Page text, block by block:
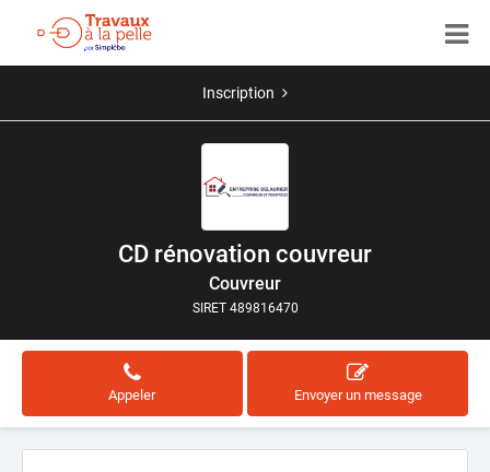
Inscription
CD rénovation couvreur
Couvreur
SIRET 489816470
Appeler Envoyer un message